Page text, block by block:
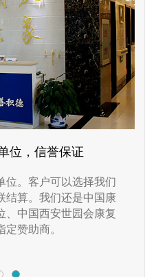
位，信誉保证
位。客户可以选择我们
结算。我们还是中国康
、中国西安世园会康复
赞助商。